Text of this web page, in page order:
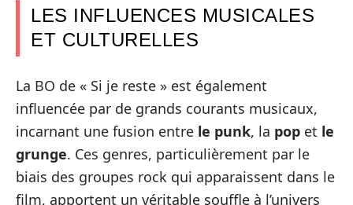
LES INFLUENCES MUSICALES
ET CULTURELLES
La BO de « Si je reste » est également
influencée par de grands courants musicaux,
incarnant une fusion entre le punk, la pop et le
grunge. Ces genres, particulièrement par le
biais des groupes rock qui apparaissent dans le
film, apportent un véritable souffle à l’univers